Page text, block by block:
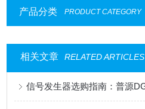
产品分类 PRODUCT CATEGORY
相关文章 RELATED ARTICLES